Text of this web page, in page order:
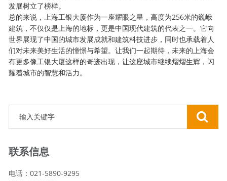
发展树立了榜样。
总的来说，上海工银大厦作为一座耀眼之星，高度为256米的巍峨
建筑，不仅仅是上海的地标，更是中国现代建筑的代表之一。它向
世界展现了中国的城市发展成就和建筑科技进步，同时也承载着人
们对未来美好生活的憧憬与希望。让我们一起期待，未来的上海会
有更多像工银大厦这样的奇迹出现，让这座城市继续熠熠生辉，闪
耀着城市的智慧和活力。
联系信息
电话：021-5890-9295